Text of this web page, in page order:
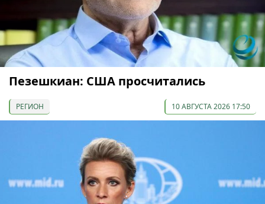
Пезешкиан: США просчитались
РЕГИОН 10 АВГУСТА 2026 17:50